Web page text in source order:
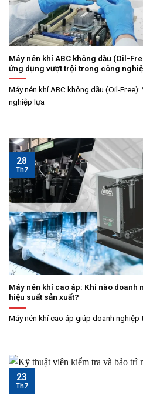
Máy nén khí ABC không dầu (Oil-
ứng dụng vượt trội trong công
Máy nén khí ABC không dầu (Oil-
nghiệp lựa
Máy nén khí cao áp: Khi nào doanh
hiệu suất sản xuất?
Máy nén khí cao áp giúp doanh
28
Th7
23
Th7